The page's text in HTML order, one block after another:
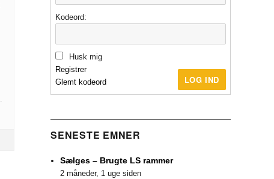
Kodeord:
Husk mig
LOG IND
Registrer
Glemt kodeord
SENESTE EMNER
Sælges – Brugte LS rammer
2 måneder, 1 uge siden